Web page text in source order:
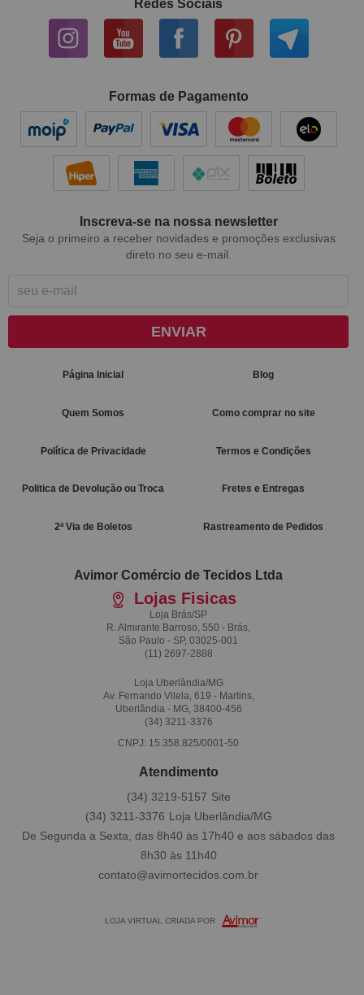
Redes Sociais
Formas de Pagamento
Inscreva-se na nossa newsletter
Seja o primeiro a receber novidades e promoções exclusivas
direto no seu e-mail.
ENVIAR
Página Inicial Blog
Quem Somos Como comprar no site
Política de Privacidade Termos e Condições
Politica de Devolução ou Troca Fretes e Entregas
2ª Via de Boletos Rastreamento de Pedidos
Avimor Comércio de Tecidos Ltda
Lojas Fisicas
Loja Brás/SP
R. Almirante Barroso, 550 - Brás,
São Paulo - SP, 03025-001
(11) 2697-2888
Loja Uberlândia/MG
Av. Fernando Vilela, 619 - Martins,
Uberlândia - MG, 38400-456
(34) 3211-3376
CNPJ: 15.358.825/0001-50
Atendimento
(34) 3211-3376
(34) 3219-5157
De Segunda a Sexta, das 8h40 às 17h40 e aos sábados das
8h30 às 11h40
contato@avimortecidos.com.br
LOJA VIRTUAL CRIADA POR